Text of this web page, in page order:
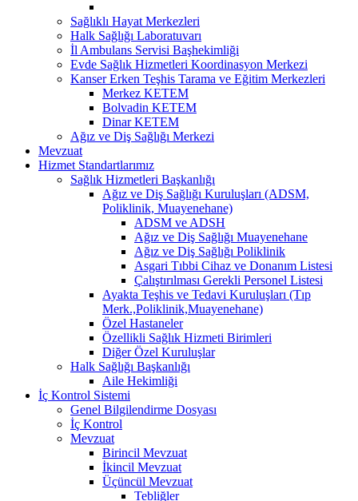
Sağlıklı Hayat Merkezleri
Halk Sağlığı Laboratuvarı
İl Ambulans Servisi Başhekimliği
Evde Sağlık Hizmetleri Koordinasyon Merkezi
Kanser Erken Teşhis Tarama ve Eğitim Merkezleri
Merkez KETEM
Bolvadin KETEM
Dinar KETEM
Ağız ve Diş Sağlığı Merkezi
Mevzuat
Hizmet Standartlarımız
Sağlık Hizmetleri Başkanlığı
Ağız ve Diş Sağlığı Kuruluşları (ADSM,
Poliklinik, Muayenehane)
ADSM ve ADSH
Ağız ve Diş Sağlığı Muayenehane
Ağız ve Diş Sağlığı Poliklinik
Asgari Tıbbi Cihaz ve Donanım Listesi
Çalıştırılması Gerekli Personel Listesi
Ayakta Teşhis ve Tedavi Kuruluşları (Tıp
Merk.,Poliklinik,Muayenehane)
Özel Hastaneler
Özellikli Sağlık Hizmeti Birimleri
Diğer Özel Kuruluşlar
Halk Sağlığı Başkanlığı
Aile Hekimliği
İç Kontrol Sistemi
Genel Bilgilendirme Dosyası
İç Kontrol
Mevzuat
Birincil Mevzuat
İkincil Mevzuat
Üçüncül Mevzuat
Tebliğler